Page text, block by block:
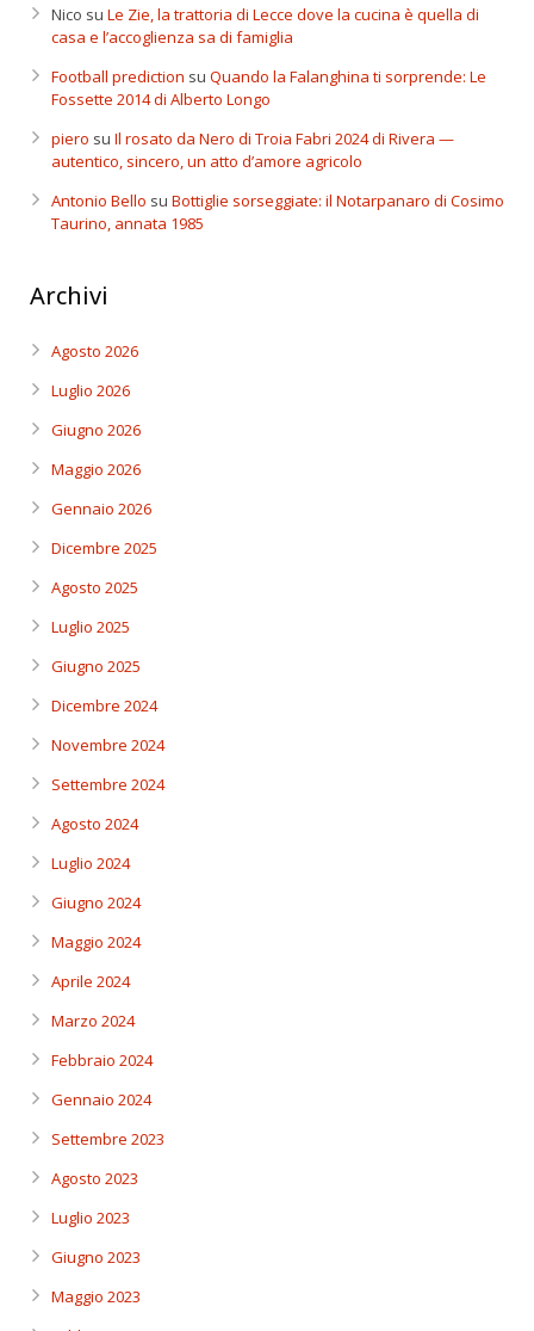
Nico su Le Zie, la trattoria di Lecce dove la cucina è quella di
casa e l’accoglienza sa di famiglia
Football prediction su Quando la Falanghina ti sorprende: Le
Fossette 2014 di Alberto Longo
piero su Il rosato da Nero di Troia Fabri 2024 di Rivera —
autentico, sincero, un atto d’amore agricolo
Antonio Bello su Bottiglie sorseggiate: il Notarpanaro di Cosimo
Taurino, annata 1985
Archivi
Agosto 2026
Luglio 2026
Giugno 2026
Maggio 2026
Gennaio 2026
Dicembre 2025
Agosto 2025
Luglio 2025
Giugno 2025
Dicembre 2024
Novembre 2024
Settembre 2024
Agosto 2024
Luglio 2024
Giugno 2024
Maggio 2024
Aprile 2024
Marzo 2024
Febbraio 2024
Gennaio 2024
Settembre 2023
Agosto 2023
Luglio 2023
Giugno 2023
Maggio 2023